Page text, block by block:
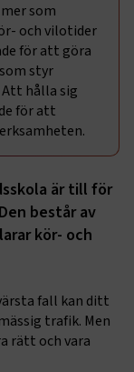
som
och vilotider
för att göra
styr
hålla sig
för att
är till för
består av
kör- och
fall kan ditt
trafik. Men
rätt och vara